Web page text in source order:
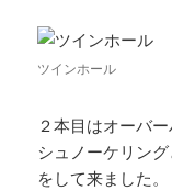
ツインホール
２本目はオーバー
シュノーケリン
をして来ました。